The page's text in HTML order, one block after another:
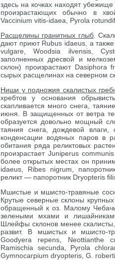
здесь на кочках находят
произрастающих обычно в
Vaccinium vitis-idaea, Pyrola
Расщелины гранитных глыб.
дают приют Rubus idaeus, а
vulgare, Woodsia ilvensis,
заполненных дресвой и
склон) произрастают Dasiphora
сырых расщелинах на северном
Ниши у подножия скалистых
хребтов у основания
скапливается много снега,
июня. В защищенных от ветра
образуется довольно мощный
таяния снега, дождевой
конденсации водяных паров в
обитания ряда реликтовых
произрастает Juniperus
более открытых местах он
idaeus, Ribes nigrum,
реликт — папоротник Dryopteris
Мшистые и мшисто-травяные
Крутые северные склоны
обращенный к оз. Малому
зелеными мхами и
Шлейфы склонов менее
развит. В мшистых и мшисто-
Goodyera repens, Neottianthe
Ramischia secunda, Pyrola
Gymnocarpium dryopteris, G.